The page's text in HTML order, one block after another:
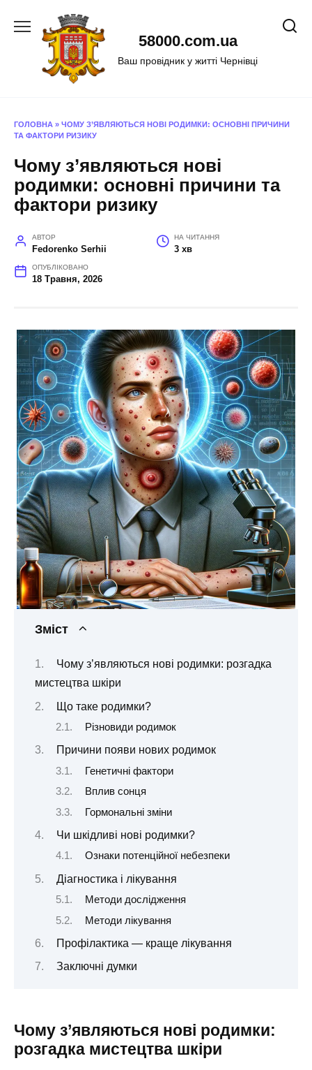
58000.com.ua
Ваш провідник у житті Чернівці
ГОЛОВНА » ЧОМУ З’ЯВЛЯЮТЬСЯ НОВІ РОДИМКИ: ОСНОВНІ ПРИЧИНИ
ТА ФАКТОРИ РИЗИКУ
Чому з’являються нові
родимки: основні причини та
фактори ризику
АВТОР
Fedorenko Serhii
НА ЧИТАННЯ
3 хв
ОПУБЛІКОВАНО
18 Травня, 2026
Зміст
Чому з’являються нові родимки: розгадка
мистецтва шкіри
Що таке родимки?
Різновиди родимок
Причини появи нових родимок
Генетичні фактори
Вплив сонця
Гормональні зміни
Чи шкідливі нові родимки?
Ознаки потенційної небезпеки
Діагностика і лікування
Методи дослідження
Методи лікування
Профілактика — краще лікування
Заключні думки
Чому з’являються нові родимки:
розгадка мистецтва шкіри